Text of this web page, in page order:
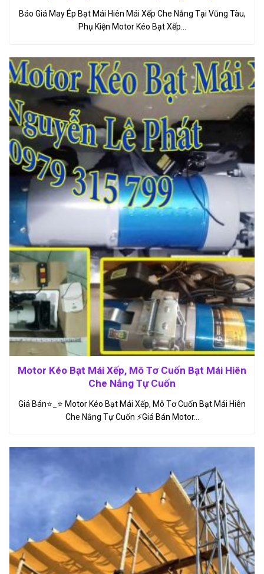
Báo Giá May Ép Bạt Mái Hiên Mái Xếp Che Nắng Tại Vũng Tàu,
Phụ Kiện Motor Kéo Bạt Xếp…
Motor Kéo Bạt Mái Xếp, Mô Tơ Cuốn Bạt Mái Hiên
Che Nắng Tự Cuốn
Giá Bán⭐️_⭐ Motor Kéo Bạt Mái Xếp, Mô Tơ Cuốn Bạt Mái Hiên
Che Nắng Tự Cuốn ⚡Giá Bán Motor…